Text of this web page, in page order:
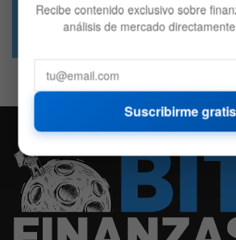
49.6k 4.7k
Recibe contenido exclusivo sobre
análisis de mercado
Suscribirme gratis